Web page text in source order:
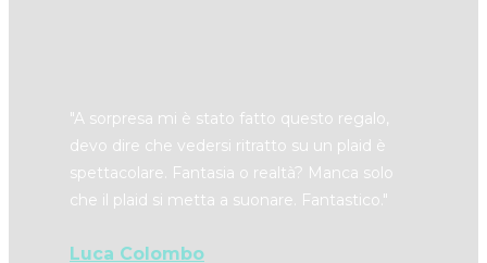
"​A sorpresa mi è stato fatto questo regalo,
devo dire che vedersi ritratto su un plaid è
spettacolare. Fantasia o realtà? Manca solo
che il plaid si metta a suonare. Fantastico."
Luca Colombo